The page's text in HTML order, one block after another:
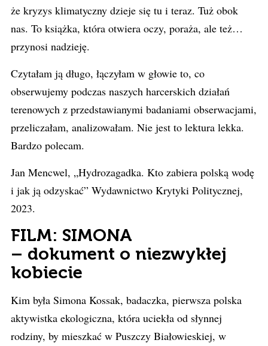
że kryzys klimatyczny dzieje się tu i teraz. Tuż obok
nas. To książka, która otwiera oczy, poraża, ale też…
przynosi nadzieję.
Czytałam ją długo, łączyłam w głowie to, co
obserwujemy podczas naszych harcerskich działań
terenowych z przedstawianymi badaniami obserwacjami,
przeliczałam, analizowałam. Nie jest to lektura lekka.
Bardzo polecam.
Jan Mencwel, „Hydrozagadka. Kto zabiera polską wodę
i jak ją odzyskać” Wydawnictwo Krytyki Politycznej,
2023.
FILM: SIMONA
– dokument o niezwykłej
kobiecie
Kim była Simona Kossak, badaczka, pierwsza polska
aktywistka ekologiczna, która uciekła od słynnej
rodziny, by mieszkać w Puszczy Białowieskiej, w